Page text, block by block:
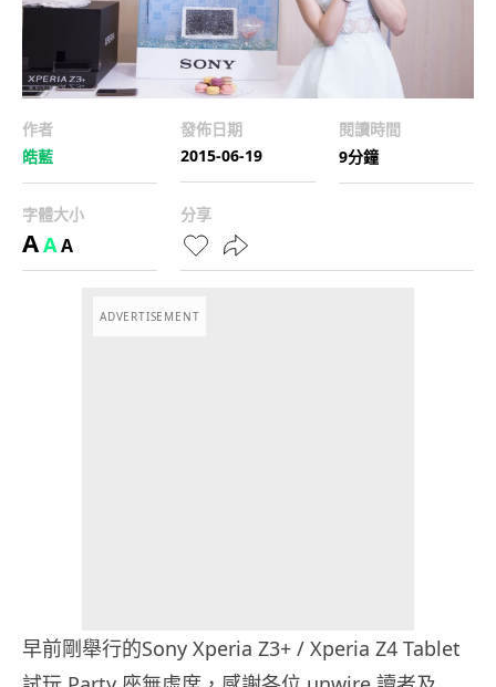
作者
皓藍
發佈日期
2015-06-19
閱讀時間
9分鐘
字體大小
AAA
分享
ADVERTISEMENT
早前剛舉行的Sony Xperia Z3+ / Xperia Z4 Tablet